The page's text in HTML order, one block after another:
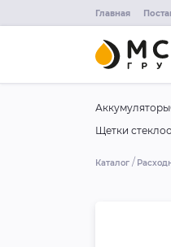
Главная
Аккумуляторы
Щетки
Каталог